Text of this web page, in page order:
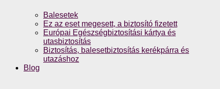
Balesetek
Ez az eset megesett, a biztosító fizetett
Európai Egészségbiztosítási kártya és
utasbiztosítás
Biztosítás, balesetbiztosítás kerékpárra és
utazáshoz
Blog